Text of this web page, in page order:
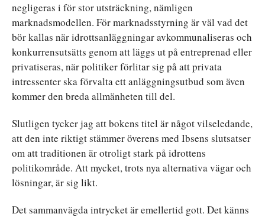
negligeras i för stor utsträckning, nämligen
marknadsmodellen. För marknadsstyrning är väl vad det
bör kallas när idrottsanläggningar avkommunaliseras och
konkurrensutsätts genom att läggs ut på entreprenad eller
privatiseras, när politiker förlitar sig på att privata
intressenter ska förvalta ett anläggningsutbud som även
kommer den breda allmänheten till del.
Slutligen tycker jag att bokens titel är något vilseledande,
att den inte riktigt stämmer överens med Ibsens slutsatser
om att traditionen är otroligt stark på idrottens
politikområde. Att mycket, trots nya alternativa vägar och
lösningar, är sig likt.
Det sammanvägda intrycket är emellertid gott. Det känns